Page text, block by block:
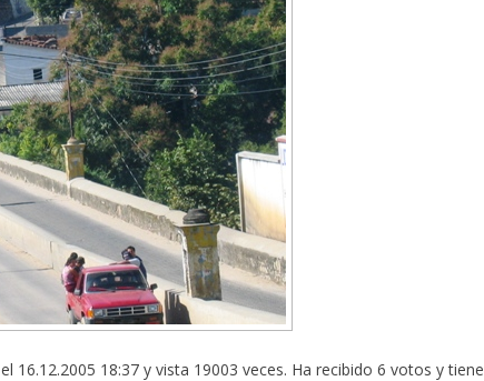
16.12.2005 18:37 y vista 19003 veces. Ha recibido 6 votos y tiene